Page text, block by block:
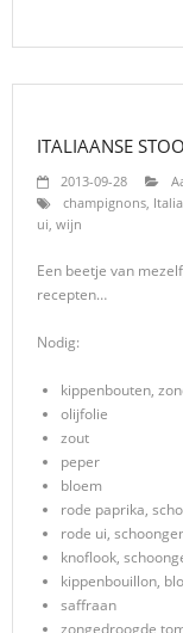
ITALIAANSE
2013-09-28
champignons,
ui, wijn
Een beetje van
recepten…
Nodig:
kippenbouten,
olijfolie
zout
peper
bloem
rode paprika,
rode ui,
knoflook,
kippenbouillon,
saffraan
zongedroogde